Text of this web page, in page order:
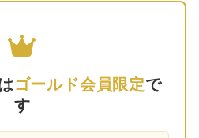
ゴールド会員限定で
す